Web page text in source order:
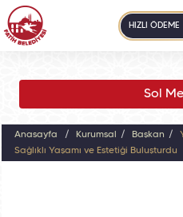
HIZLI ÖDEME
Sol
Anasayfa Kurumsal Başkan
Sağlıklı Yaşamı ve Estetiği Buluşturdu